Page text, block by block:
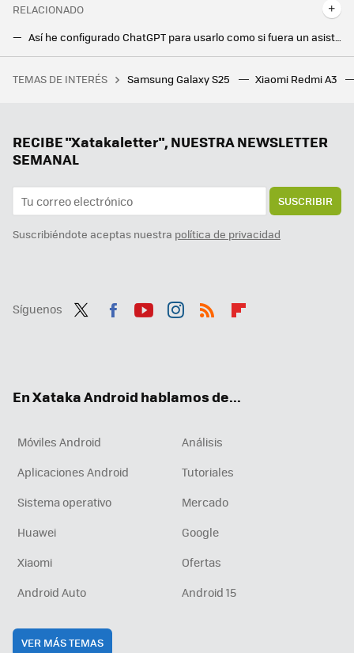
RELACIONADO
Así he configurado ChatGPT para usarlo como si fuera un asistente de voz en mi móvil Android
Los tonos de llamada eran historia para mí. Hasta que empecé a crearlos con la IA
Ni detergente ni vinagre: este ingrediente barato es la solución para limpiar la freidora de aire y dejarla libre de grasa
TEMAS DE INTERÉS Samsung Galaxy S25 Xiaomi Redmi A3
RECIBE "Xatakaletter", NUESTRA NEWSLETTER
SEMANAL
SUSCRIBIR
Suscribiéndote aceptas nuestra política de privacidad
Síguenos
En Xataka Android hablamos de...
Móviles Android
Análisis
Aplicaciones Android
Tutoriales
Sistema operativo
Mercado
Huawei
Google
Xiaomi
Ofertas
Android Auto
Android 15
VER MÁS TEMAS